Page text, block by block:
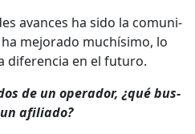
avances ha sido la comu­ni­
mejo­ra­do muchísi­mo, lo
difer­en­cia en el futuro.
de un oper­ador, ¿qué bus­
afil­i­a­do?